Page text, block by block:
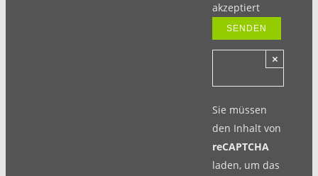
akzeptiert
×
Sie müssen
den Inhalt von
reCAPTCHA
laden, um das